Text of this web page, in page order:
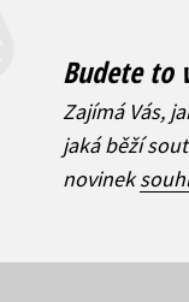
Budete to
Zajímá Vás,
jaká běží
novinek